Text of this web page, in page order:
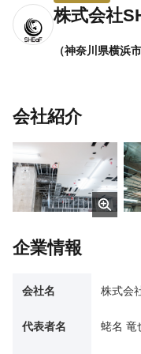
株式会社
（神奈川県横浜
会社紹介
企業情報
会社名 株式会
代表者名 蛯名 竜